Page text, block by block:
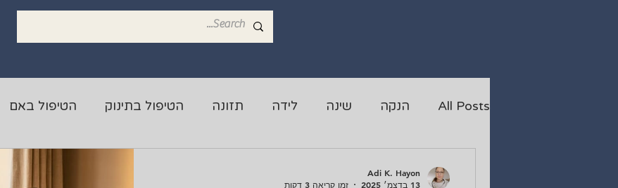
All Posts הנקה שינה לידה תזונה הטיפול בתינוק הטיפול באם
Adi K. Hayon
13 בדצמ׳ 2025
זמן קריאה 3 דקות